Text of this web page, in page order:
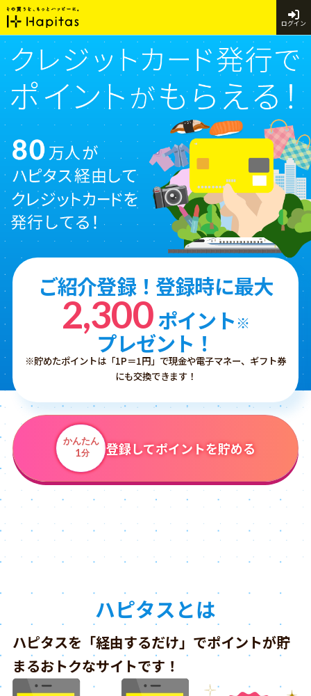
ログイン
ご紹介登録！登録時に最大
2,300ポイント※
プレゼント！
※貯めたポイントは「1P＝1円」で現金や電子マネー、ギフト券
にも交換できます！
かんたん
1分 登録してポイントを貯める
ハピタスとは
ハピタスを「経由するだけ」でポイントが貯
まるおトクなサイトです！